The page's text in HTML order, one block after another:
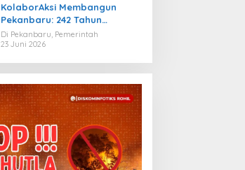
KolaborAksi Membangun
Pekanbaru: 242 Tahun
Melangkah Menuju Kota yang
Lebih Maju
Di Pekanbaru, Pemerintah
23 Juni 2026